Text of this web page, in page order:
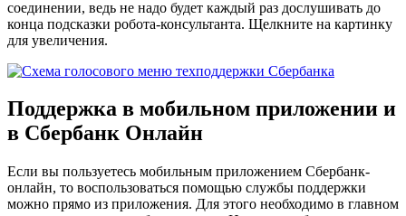
соединении, ведь не надо будет каждый раз дослушивать до
конца подсказки робота-консультанта. Щелкните на картинку
для увеличения.
Поддержка в мобильном приложении и
в Сбербанк Онлайн
Если вы пользуетесь мобильным приложением Сбербанк-
онлайн, то воспользоваться помощью службы поддержки
можно прямо из приложения. Для этого необходимо в главном